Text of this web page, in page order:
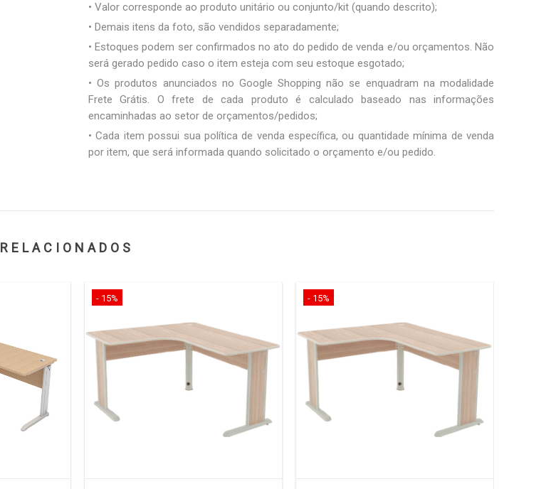
• Valor corresponde ao produto unitário ou conjunto/kit (quando descrito);
• Demais itens da foto, são vendidos separadamente;
• Estoques podem ser confirmados no ato do pedido de venda e/ou orçamentos. Não
será gerado pedido caso o item esteja com seu estoque esgotado;
• Os produtos anunciados no Google Shopping não se enquadram na modalidade
Frete Grátis. O frete de cada produto é calculado baseado nas informações
encaminhadas ao setor de orçamentos/pedidos;
• Cada item possui sua política de venda específica, ou quantidade mínima de venda
por item, que será informada quando solicitado o orçamento e/ou pedido.
RELACIONADOS
- 15% - 15%